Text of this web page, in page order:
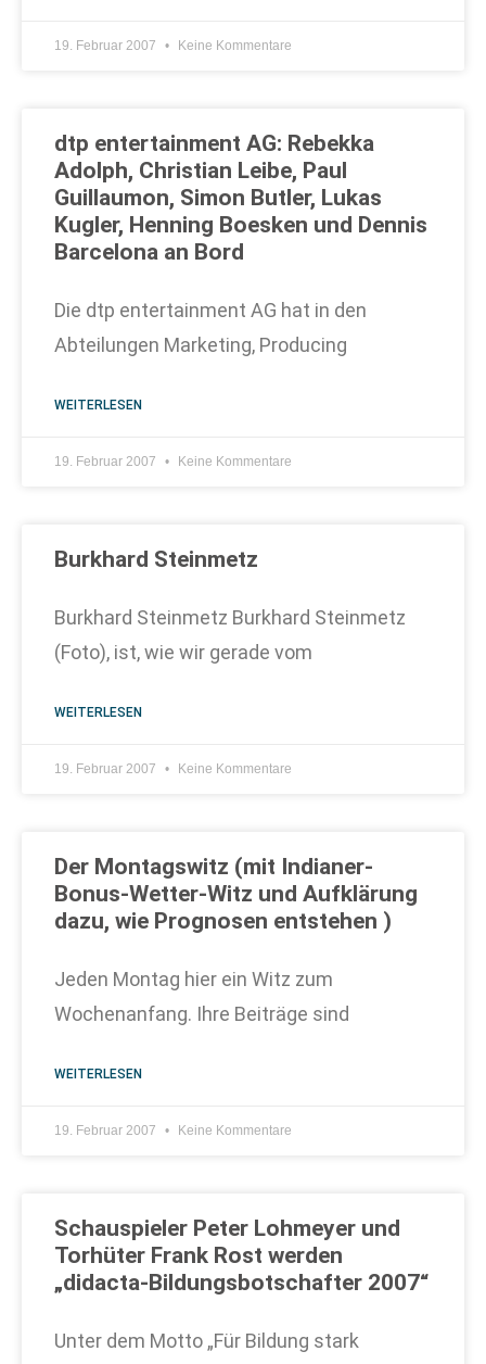
19. Februar 2007 Keine Kommentare
dtp entertainment AG: Rebekka
Adolph, Christian Leibe, Paul
Guillaumon, Simon Butler, Lukas
Kugler, Henning Boesken und Dennis
Barcelona an Bord
Die dtp entertainment AG hat in den
Abteilungen Marketing, Producing
WEITERLESEN
19. Februar 2007 Keine Kommentare
Burkhard Steinmetz
Burkhard Steinmetz Burkhard Steinmetz
(Foto), ist, wie wir gerade vom
WEITERLESEN
19. Februar 2007 Keine Kommentare
Der Montagswitz (mit Indianer-
Bonus-Wetter-Witz und Aufklärung
dazu, wie Prognosen entstehen )
Jeden Montag hier ein Witz zum
Wochenanfang. Ihre Beiträge sind
WEITERLESEN
19. Februar 2007 Keine Kommentare
Schauspieler Peter Lohmeyer und
Torhüter Frank Rost werden
„didacta-Bildungsbotschafter 2007“
Unter dem Motto „Für Bildung stark